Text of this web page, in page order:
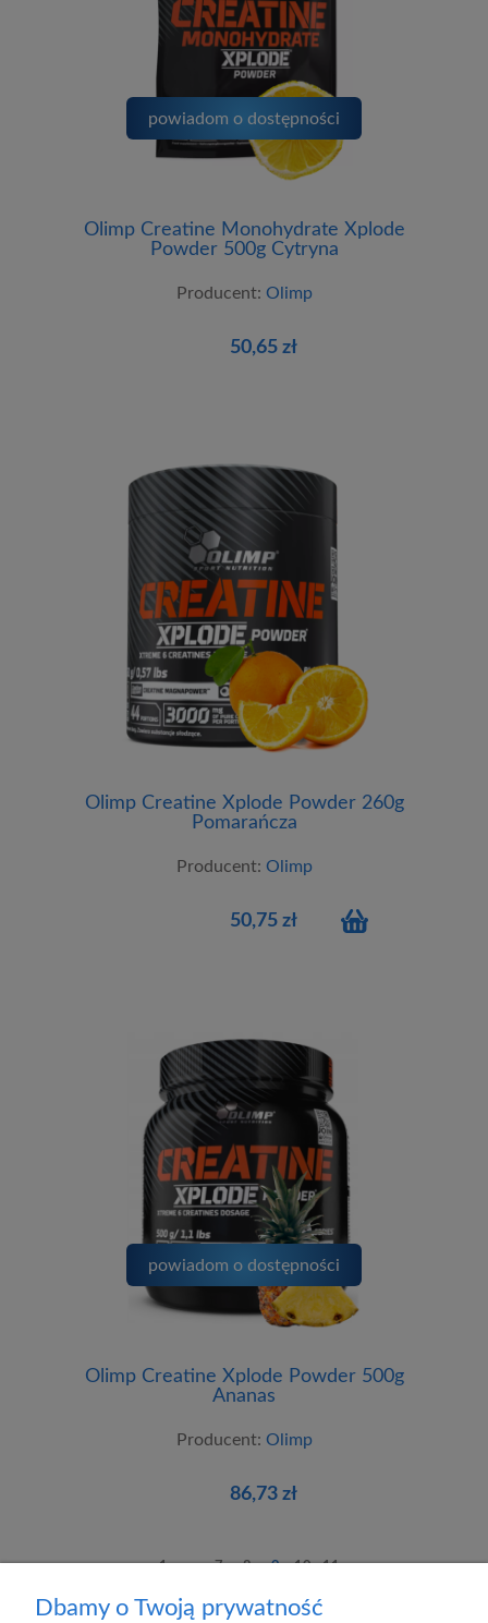
Olimp Creatine Monohydrate Xplode
Powder 500g Cytryna
Producent: Olimp
50,65 zł
powiadom o dostępności
Olimp Creatine Xplode Powder 260g
Pomarańcza
Producent: Olimp
50,75 zł
Olimp Creatine Xplode Powder 500g
Ananas
Producent: Olimp
86,73 zł
powiadom o dostępności
1 ... 7 8 9 10 11
Dbamy o Twoją prywatność